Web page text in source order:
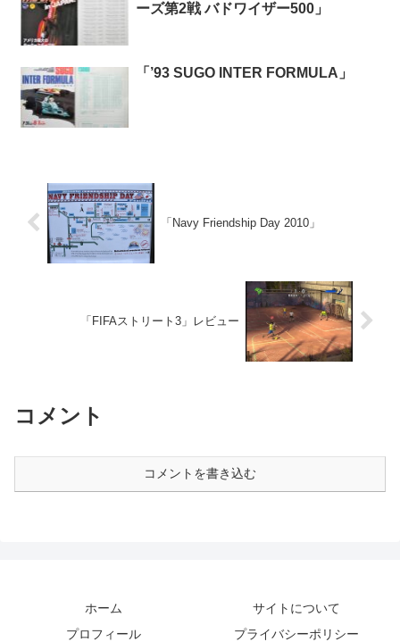
ーズ第2戦 バドワイザー500」
「’93 SUGO INTER FORMULA」
「Navy Friendship Day 2010」
「FIFAストリート3」レビュー
コメント
コメントを書き込む
ホーム
サイトについて
プロフィール
プライバシーポリシー